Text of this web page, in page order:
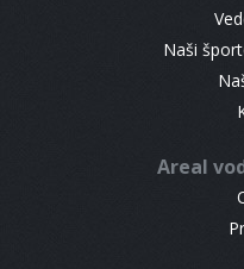
Naši
Areal